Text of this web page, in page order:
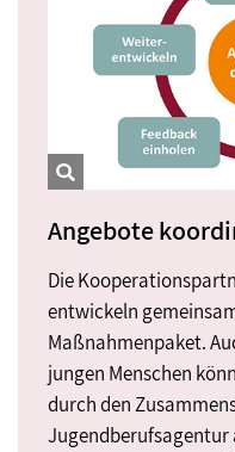
Angebote
Die
entwickeln
Maßnahmenpaket.
jungen Menschen
durch den
Jugendberufsagentur